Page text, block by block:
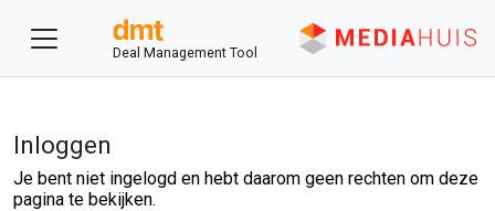
Deal Management Tool
Inloggen
Je bent niet ingelogd en hebt daarom geen rechten om deze
pagina te bekijken.